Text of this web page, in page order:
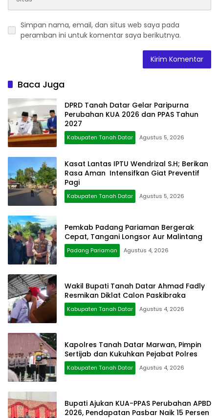
Simpan nama, email, dan situs web saya pada
peramban ini untuk komentar saya berikutnya.
Baca Juga
DPRD Tanah Datar Gelar Paripurna
Perubahan KUA 2026 dan PPAS Tahun
2027
Kabupaten Tanah Datar Agustus 5, 2026
Kasat Lantas IPTU Wendrizal S.H; Berikan
Rasa Aman Intensifkan Giat Preventif
Pagi
Kabupaten Tanah Datar Agustus 5, 2026
Pemkab Padang Pariaman Bergerak
Cepat, Tangani Longsor Aur Malintang
Padang Pariaman Agustus 4, 2026
Wakil Bupati Tanah Datar Ahmad Fadly
Resmikan Diklat Calon Paskibraka
Kabupaten Tanah Datar Agustus 4, 2026
Kapolres Tanah Datar Marwan, Pimpin
Sertijab dan Kukuhkan Pejabat Polres
Kabupaten Tanah Datar Agustus 4, 2026
Bupati Ajukan KUA-PPAS Perubahan APBD
2026, Pendapatan Pasbar Naik 15 Persen